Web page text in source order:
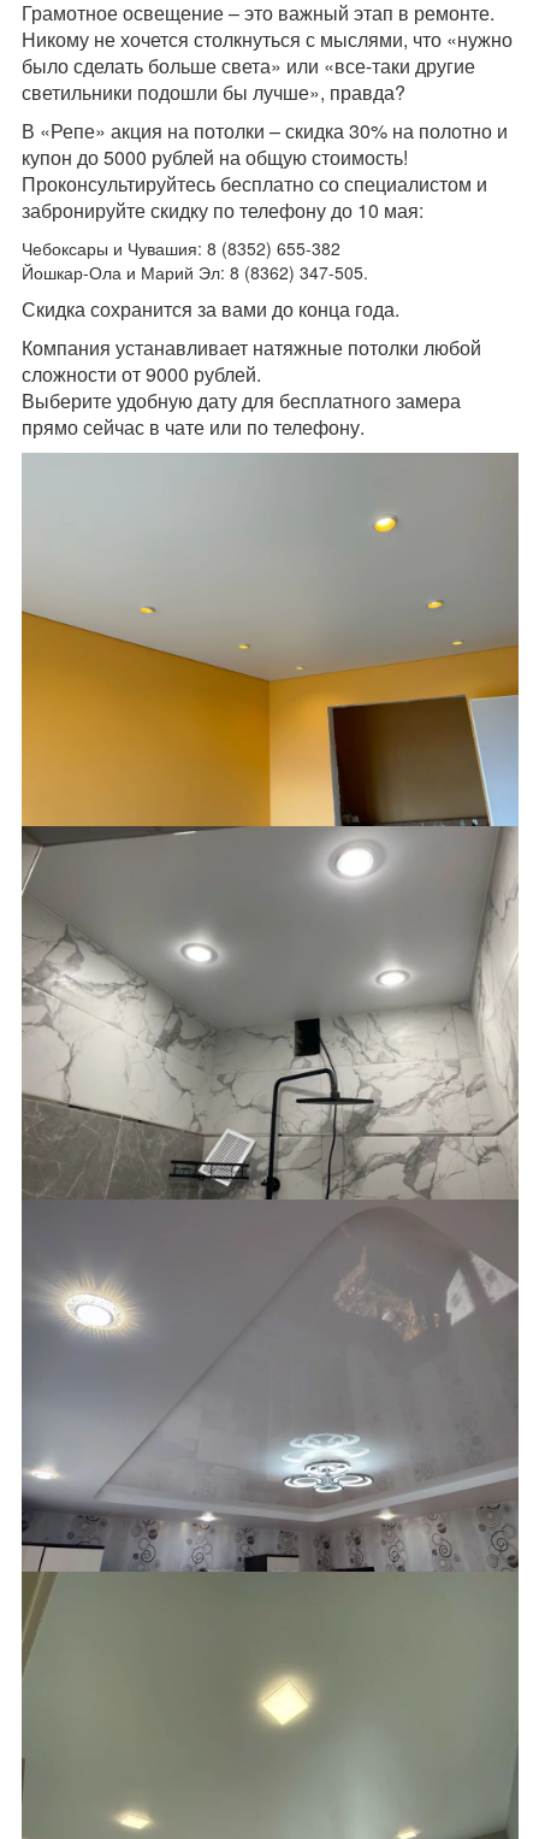
Грамотное освещение – это важный этап в ремонте.
Никому не хочется столкнуться с мыслями, что «нужно
было сделать больше света» или «все-таки другие
светильники подошли бы лучше», правда?
В «Репе» акция на потолки – скидка 30% на полотно и
купон до 5000 рублей на общую стоимость!
Проконсультируйтесь бесплатно со специалистом и
забронируйте скидку по телефону до 10 мая:
Чебоксары и Чувашия: 8 (8352) 655-382
Йошкар-Ола и Марий Эл: 8 (8362) 347-505.
Скидка сохранится за вами до конца года.
Компания устанавливает натяжные потолки любой
сложности от 9000 рублей.
Выберите удобную дату для бесплатного замера
прямо сейчас в чате или по телефону.